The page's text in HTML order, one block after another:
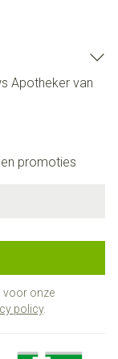
Apotheker van
promoties
voor onze
policy.